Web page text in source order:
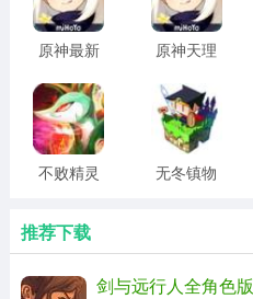
原神最新
原神天理
不败精灵
版无限资
源
无冬镇物
推荐下载
剑与远行人全角色版